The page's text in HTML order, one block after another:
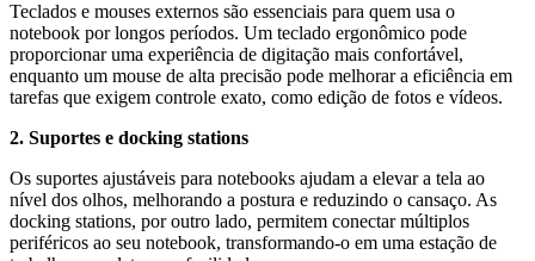
Teclados e mouses externos são essenciais para quem usa o
notebook por longos períodos. Um teclado ergonômico pode
proporcionar uma experiência de digitação mais confortável,
enquanto um mouse de alta precisão pode melhorar a eficiência em
tarefas que exigem controle exato, como edição de fotos e vídeos.
2. Suportes e docking stations
Os suportes ajustáveis para notebooks ajudam a elevar a tela ao
nível dos olhos, melhorando a postura e reduzindo o cansaço. As
docking stations, por outro lado, permitem conectar múltiplos
periféricos ao seu notebook, transformando-o em uma estação de